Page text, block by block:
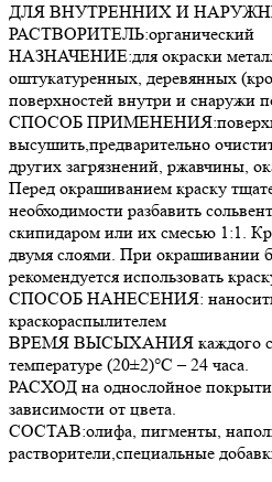
ДЛЯ ВНУТРЕННИХ И
РАСТВОРИТЕЛЬ:органический
НАЗНАЧЕНИЕ:для окраски
оштукатуренных, деревянных
поверхностей внутри и снаружи
СПОСОБ
высушить,предварительно
других загрязнений, ржавчины,
Перед окрашиванием краску
необходимости разбавить
скипидаром или их смесью 1:1.
двумя слоями. При окрашивании
рекомендуется использовать
СПОСОБ НАНЕСЕНИЯ: наносить
краскораспылителем
ВРЕМЯ ВЫСЫХАНИЯ каждого
температуре (20±2)°С – 24 часа.
РАСХОД на однослойное
зависимости от цвета.
СОСТАВ:олифа, пигменты,
растворители,специальные